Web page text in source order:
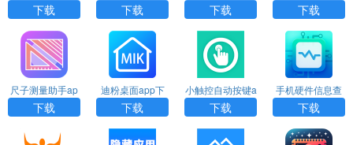
p下载
下载
官方下载
下载
方下载
下载
下载安装
下载
尺子测量助手ap
p下载
下载
迪粉桌面app下
载官网
下载
小触控自动按键a
pp下载
下载
手机硬件信息查
看器app下载
下载